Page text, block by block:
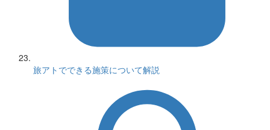
旅アトでできる施策について解説